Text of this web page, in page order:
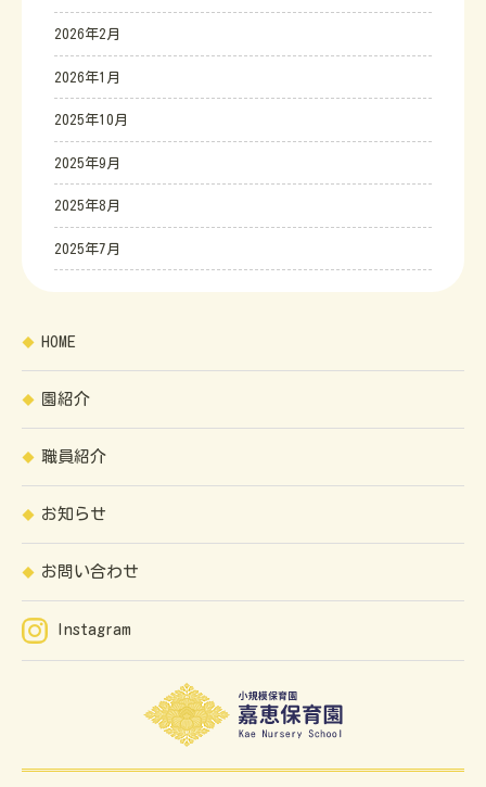
2026年2月
2026年1月
2025年10月
2025年9月
2025年8月
2025年7月
HOME
園紹介
職員紹介
お知らせ
お問い合わせ
Instagram